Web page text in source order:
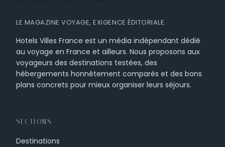
LE MAGAZINE VOYAGE, EXIGENCE ÉDITORIALE.
Hotels Villes France est un média indépendant dédié
au voyage en France et ailleurs. Nous proposons aux
voyageurs des destinations testées, des
hébergements honnêtement comparés et des bons
plans concrets pour mieux organiser leurs séjours.
SECTIONS
Destinations